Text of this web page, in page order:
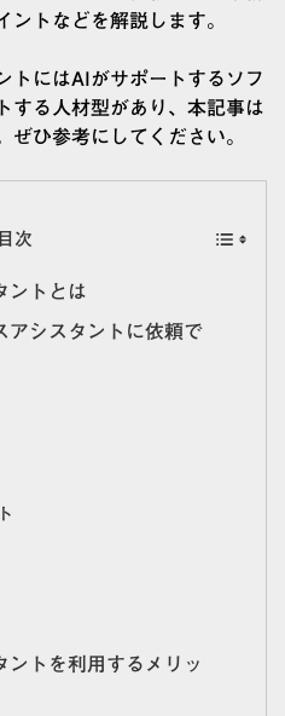
ントなどを解説します。
トにはAIがサポートするソフ
する人材型があり、本記事は
ぜひ参考にしてください。
目次
ントとは
アシスタントに依頼で
ントを利用するメリッ